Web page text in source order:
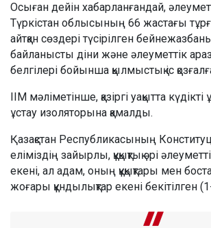
Осыған дейін хабарланғандай,
Түркістан облысының 66 жастағы
айтқан сөздері түсірілген
байланысты діни және әлеуметтік
белгілері бойынша қылмыстық іс
ІІМ мәліметінше, қазіргі уақытта
ұстау изоляторына қамалды.
Қазақстан Республикасының
еліміздің зайырлы, құқықтық әрі
екені, ал адам, оның құқықтары мен
жоғары құндылықтар екені бекітілген